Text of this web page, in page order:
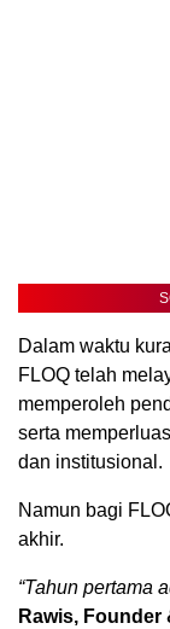
Dalam waktu
FLOQ telah
memperoleh
serta
dan institusional.
Namun bagi
akhir.
“Tahun pertama
Rawis, Founder